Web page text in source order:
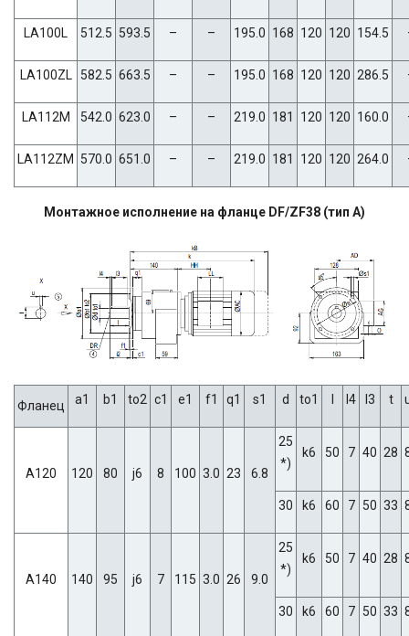
LA100L 512.5 593.5 – – 195.0 168 120 120 154.5
LA100ZL 582.5 663.5 – – 195.0 168 120 120 286.5
LA112M 542.0 623.0 – – 219.0 181 120 120 160.0
LA112ZM 570.0 651.0 – – 219.0 181 120 120 264.0
Монтажное исполнение на фланце DF/ZF38 (тип A)
Фланец a1 b1 to2 c1 e1 f1 q1 s1 d to1 l4 l3 t
A120 120 80 j6 8 100 3.0 23 6.8
25
*)
k6 50 7 40 28
30 k6 60 7 50 33
A140 140 95 j6 7 115 3.0 26 9.0
25
*)
k6 50 7 40 28
30 k6 60 7 50 33